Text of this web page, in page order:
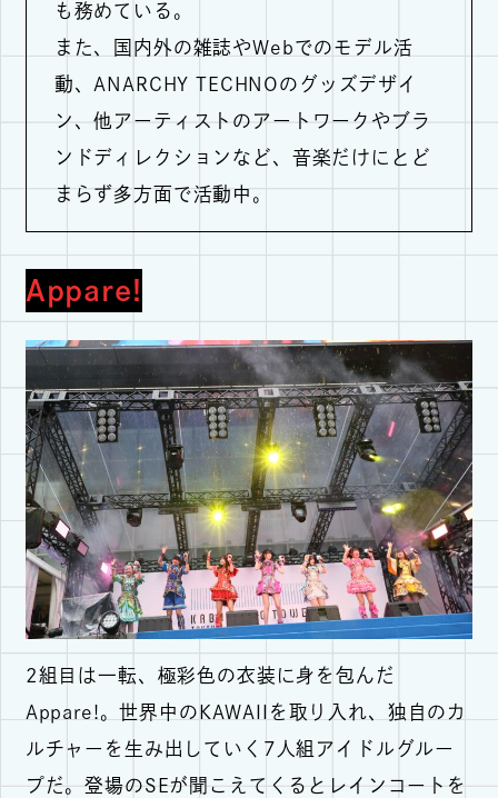
も務めている。
また、国内外の雑誌やWebでのモデル活
動、ANARCHY TECHNOのグッズデザイ
ン、他アーティストのアートワークやブラ
ンドディレクションなど、音楽だけにとど
まらず多方面で活動中。
Appare!
2組目は一転、極彩色の衣装に身を包んだ
Appare!。世界中のKAWAIIを取り入れ、独自のカ
ルチャーを生み出していく7人組アイドルグルー
プだ。登場のSEが聞こえてくるとレインコートを